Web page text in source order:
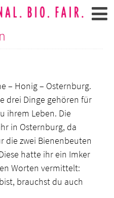
– Honig – Osternburg.
drei Dinge gehören für
ihrem Leben. Die
in Osternburg, da
die zwei Bienenbeuten
hatte ihr ein Imker
Worten vermittelt:
brauchst du auch